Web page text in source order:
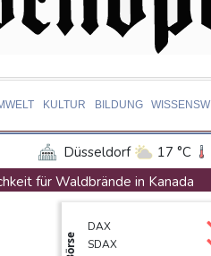
KULTUR BILDUNG
Düsseldorf
17 °C
24 °C Dortmund
Bremen
Wien
für Waldbrände in Kanada
mit Unicredit stehen an
Börse
DAX
SDAX